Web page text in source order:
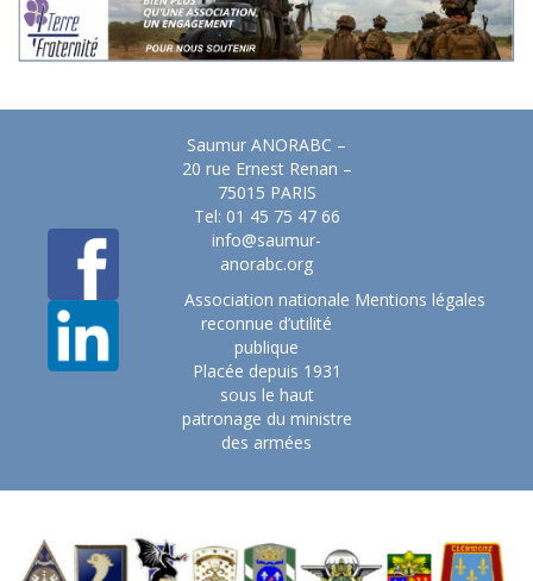
Saumur ANORABC –
20 rue Ernest Renan –
75015 PARIS
Tel: 01 45 75 47 66
info@saumur-
anorabc.org
Association nationale
reconnue d’utilité
publique
Placée depuis 1931
sous le haut
patronage du ministre
des armées
Mentions légales